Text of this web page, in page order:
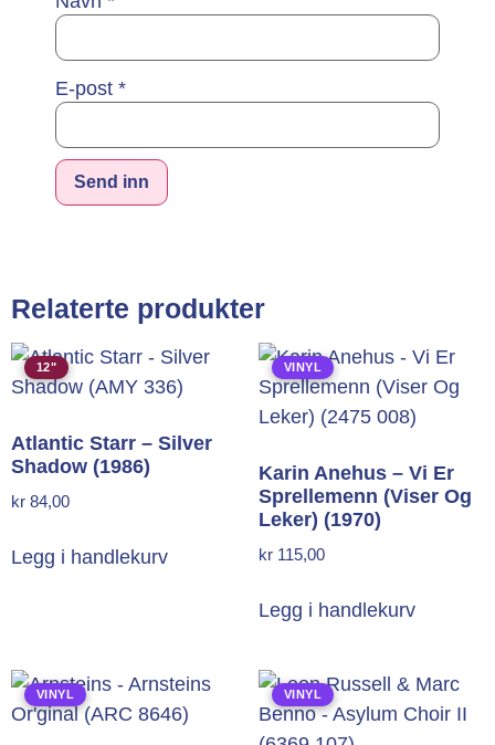
E-post *
Relaterte produkter
12"
Atlantic Starr – Silver
Shadow (1986)
kr 84,00
Legg i handlekurv
VINYL
Karin Anehus – Vi Er
Sprellemenn (Viser Og
Leker) (1970)
kr 115,00
Legg i handlekurv
VINYL VINYL